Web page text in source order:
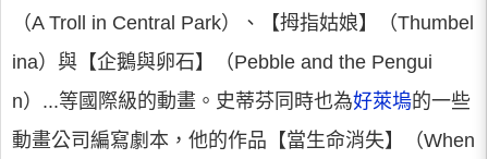
（A Troll in Central Park）、【拇指姑娘】（Thumbel
ina）與【企鵝與卵石】（Pebble and the Pengui
n）...等國際級的動畫。史蒂芬同時也為好萊塢的一些
動畫公司編寫劇本，他的作品【當生命消失】（When